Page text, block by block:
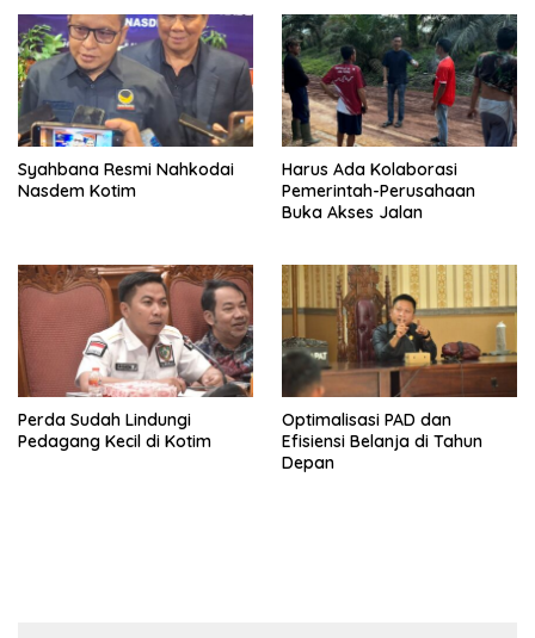
Syahbana Resmi Nahkodai
Nasdem Kotim
Harus Ada Kolaborasi
Pemerintah-Perusahaan
Buka Akses Jalan
Perda Sudah Lindungi
Pedagang Kecil di Kotim
Optimalisasi PAD dan
Efisiensi Belanja di Tahun
Depan